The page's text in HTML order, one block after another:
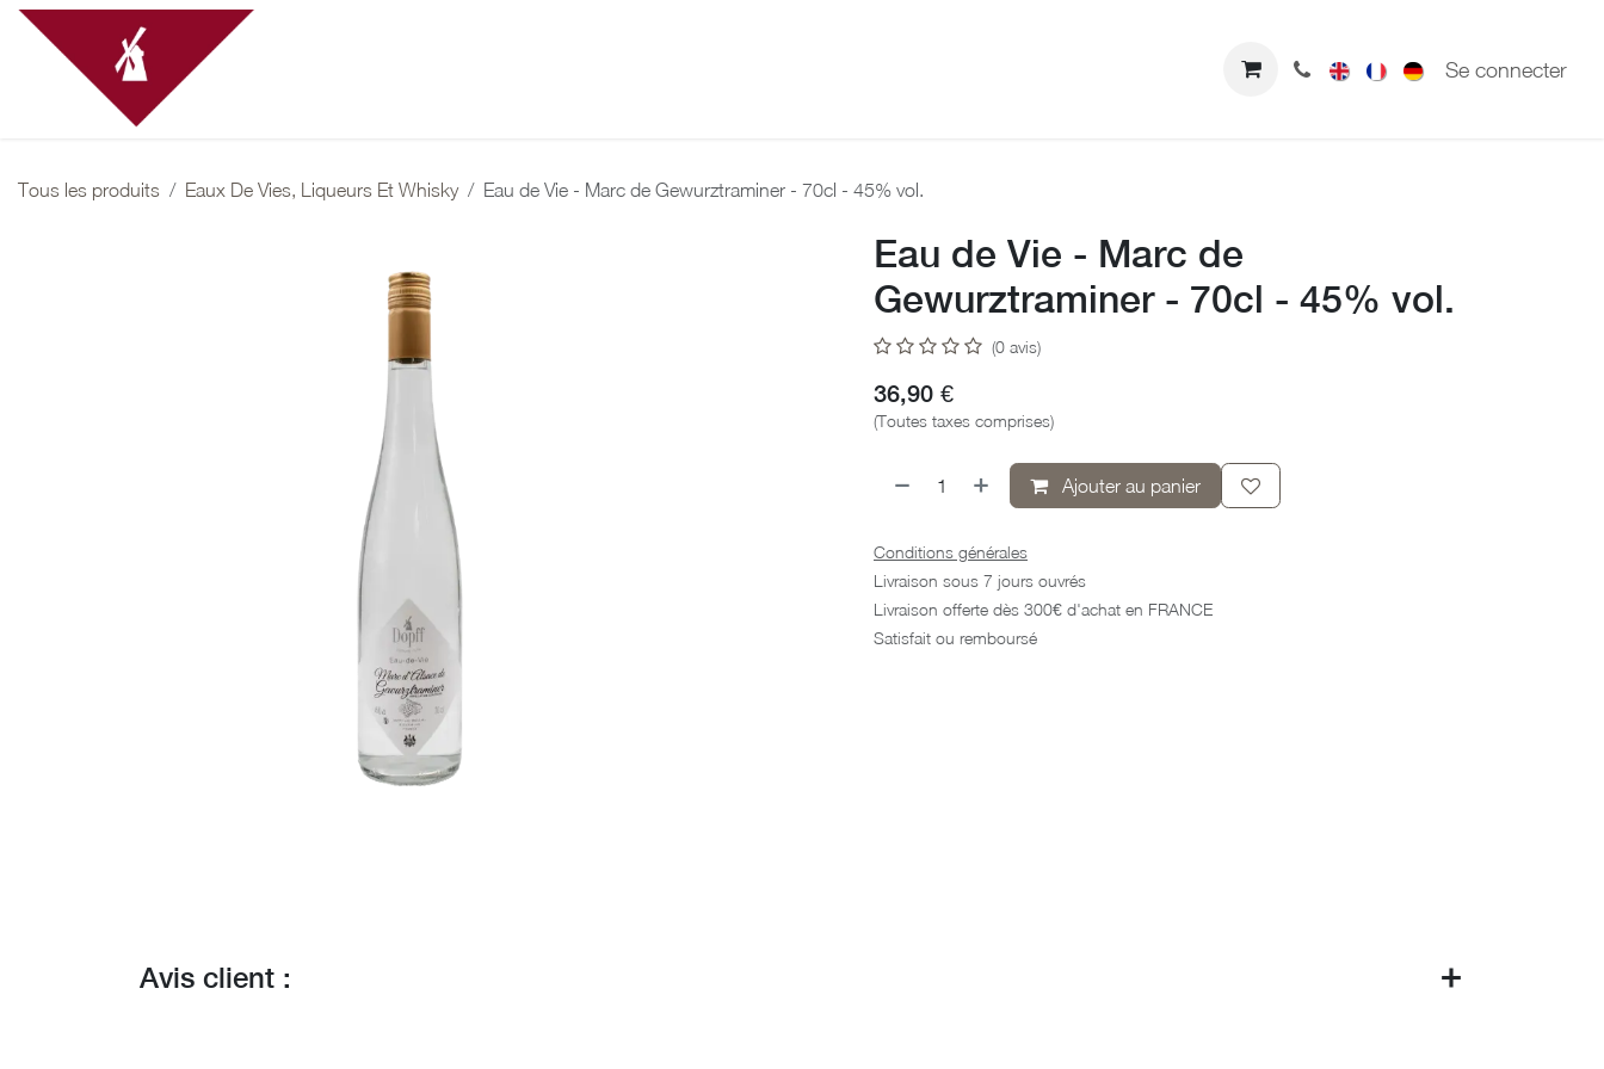
Se rendre au contenu
Boutique Se connecter
Tous les produits Eaux De Vies, Liqueurs Et Whisky Eau de Vie - Marc de Gewurztraminer - 70cl - 45% vol.
Eau de Vie - Marc de
Gewurztraminer - 70cl - 45% vol.
(0 avis)
36,90 €
(Toutes taxes comprises)
Ajouter au panier
Conditions générales
Livraison sous 7 jours ouvrés
Livraison offerte dès 300€ d'achat en FRANCE
Satisfait ou remboursé
Avis client :